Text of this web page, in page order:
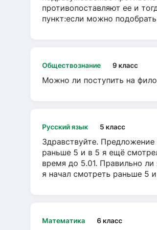
противопоставляют ее и
пункт:если можно
Обществознание 9 класс
Можно ли поступить на
Русский язык 5 класс
Здравствуйте.
раньше 5 и в 5 я ещё
время до 5.01. Правильно ли
я начал смотреть раньше 5 и
Математика 6 класс